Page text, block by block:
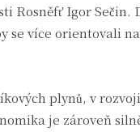
Rosněfť Igor Sečin.
se více orientovali na
plynů, v rozvoji
je zároveň